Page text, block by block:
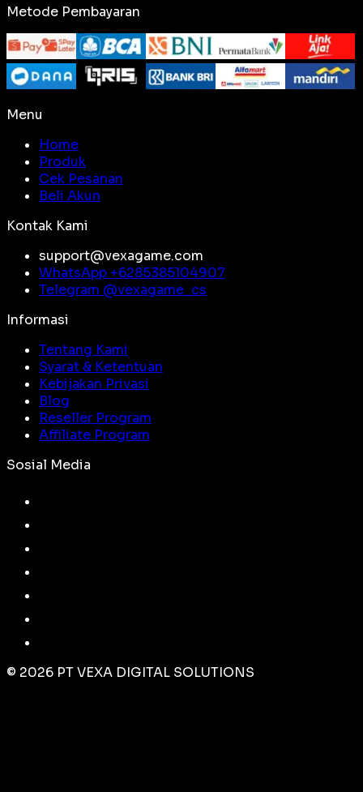
Metode Pembayaran
Menu
Home
Produk
Cek Pesanan
Beli Akun
Kontak Kami
support@vexagame.com
WhatsApp +6285385104907
Telegram @vexagame_cs
Informasi
Tentang Kami
Syarat & Ketentuan
Kebijakan Privasi
Blog
Reseller Program
Affiliate Program
Sosial Media
© 2026 PT VEXA DIGITAL SOLUTIONS